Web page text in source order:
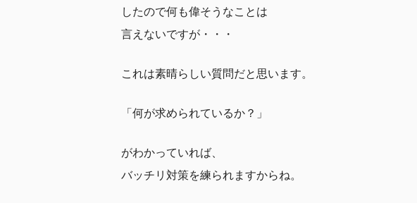
したので何も偉そうなことは
言えないですが・・・
これは素晴らしい質問だと思います。
「何が求められているか？」
がわかっていれば、
バッチリ対策を練られますからね。